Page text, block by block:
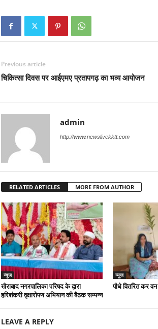
Previous article
चिकित्सा दिवस पर आईएमए प्रतापगढ़ का भव्य आयोजन
admin
http://www.newslivekktt.com
RELATED ARTICLES MORE FROM AUTHOR
न्यूज
खैराबाद नगरपालिका परिषद के द्वारा
हरिशंकरी वृक्षारोपण अभियान की बैठक सम्पन्न
न्यूज
पौधे वितरित कर वन
LEAVE A REPLY